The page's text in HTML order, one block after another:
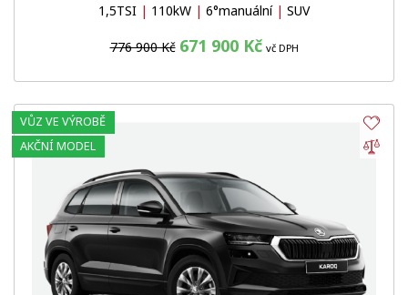
1,5TSI | 110kW | 6°manuální | SUV
776 900 Kč 671 900 Kč vč DPH
VŮZ VE VÝROBĚ
AKČNÍ MODEL